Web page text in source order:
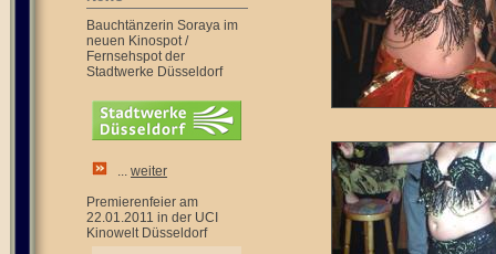
Bauchtänzerin Soraya im
neuen Kinospot /
Fernsehspot der
Stadtwerke Düsseldorf
... weiter
Premierenfeier am
22.01.2011 in der UCI
Kinowelt Düsseldorf